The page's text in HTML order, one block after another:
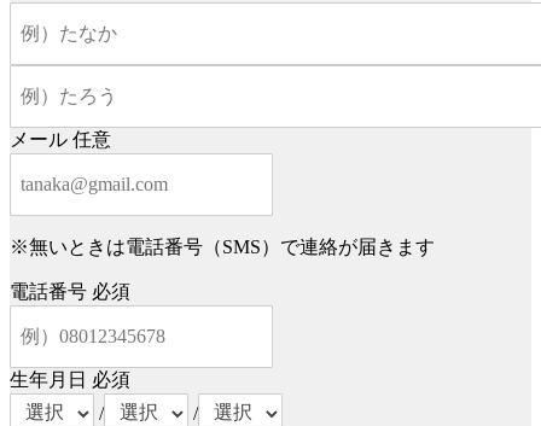
メール 任意
※無いときは電話番号（SMS）で連絡が届きます
電話番号 必須
生年月日 必須
/
/